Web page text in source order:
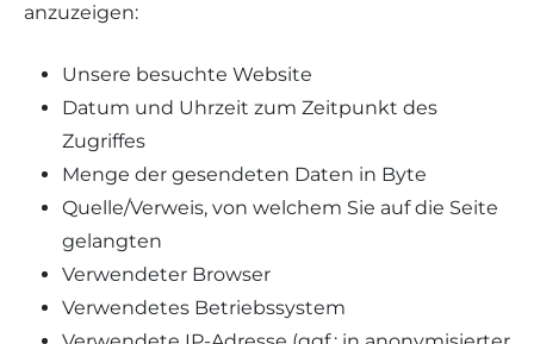
anzuzeigen:
Unsere besuchte Website
Datum und Uhrzeit zum Zeitpunkt des
Zugriffes
Menge der gesendeten Daten in Byte
Quelle/Verweis, von welchem Sie auf die Seite
gelangten
Verwendeter Browser
Verwendetes Betriebssystem